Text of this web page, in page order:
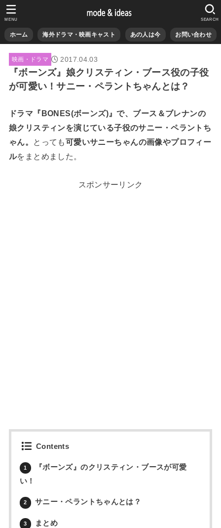
ホーム 海外ドラマ・映画キャスト あの人は今 お問い合わせ
SEARCH
MENU
映画・ドラマ 2017.04.03
『ボーンズ』娘クリスティン・ブース役の子役
が可愛い！サニー・ペラントちゃんとは？
ドラマ『BONES(ボーンズ)』で、ブース＆ブレナンの
娘クリスティンを演じている子役のサニー・ペラントち
ゃん。
とっても可愛いサニーちゃんの画像やプロフィー
ルをまとめました。
スポンサーリンク
Contents
1
『ボーンズ』のクリスティン・ブースが可愛
い！
2 サニー・ペラントちゃんとは？
3 まとめ